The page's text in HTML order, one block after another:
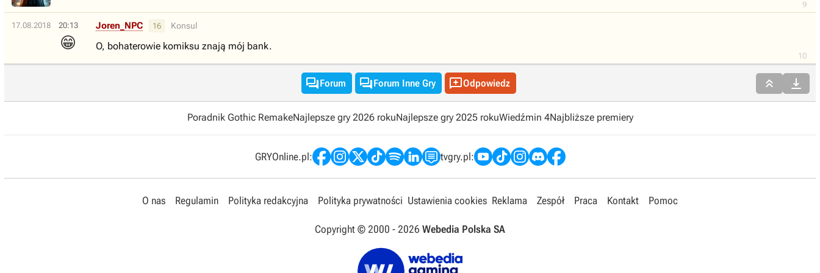
9
17.08.2018 20:13
😁
10
Joren_NPC 16 Konsul
O, bohaterowie komiksu znają mój bank.
Forum Forum Inne Gry Odpowiedz  
Poradnik Gothic RemakeNajlepsze gry 2026 rokuNajlepsze gry 2025 rokuWiedźmin 4Najbliższe premiery
GRYOnline.pl: tvgry.pl:
O nas Regulamin Polityka redakcyjna Polityka prywatności Ustawienia cookies Reklama Zespół Praca Kontakt Pomoc
Copyright © 2000 - 2026 Webedia Polska SA